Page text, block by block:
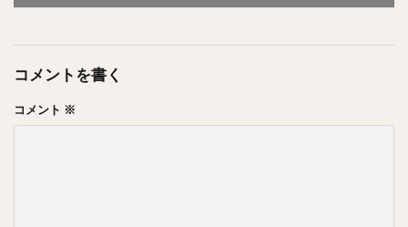
コメントを書く
コメント ※